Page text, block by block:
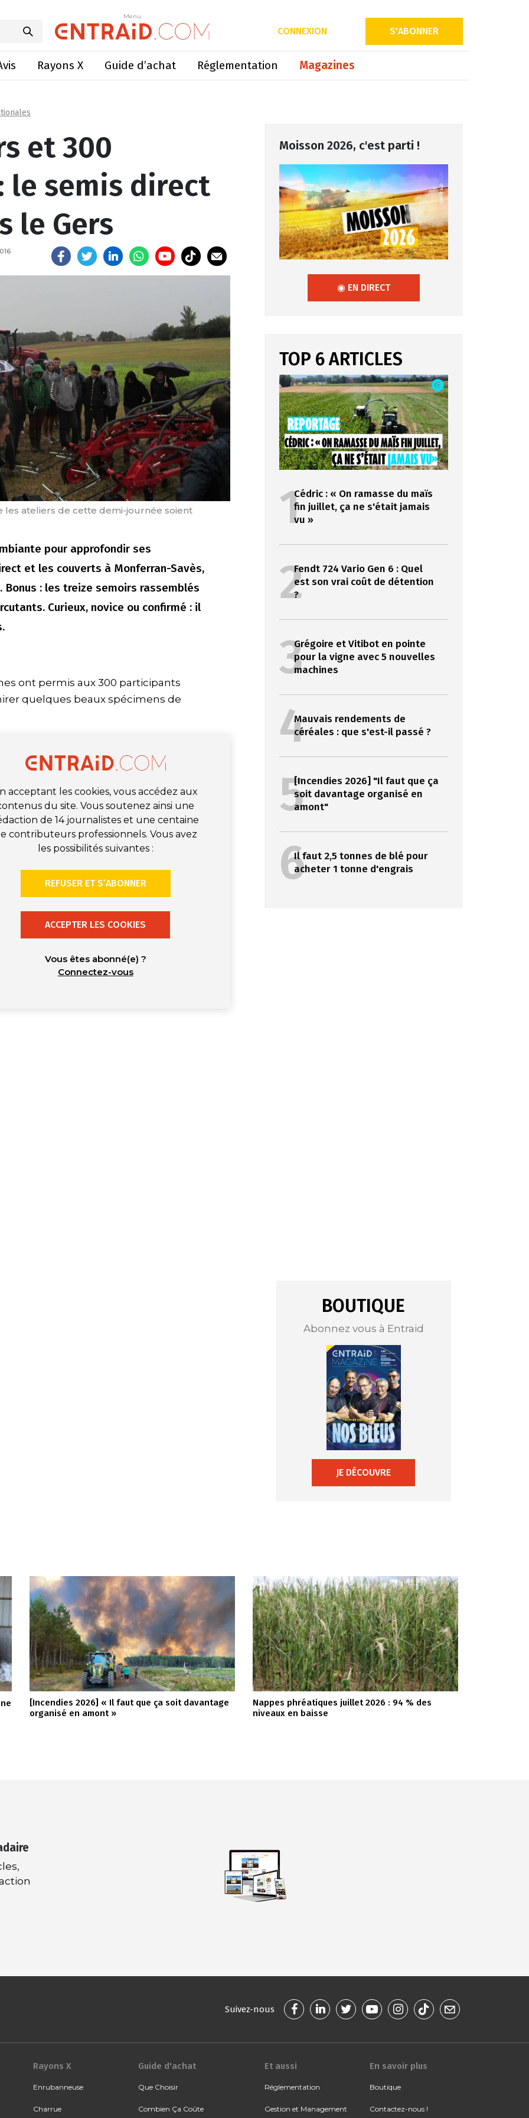
Menu
CONNEXION S'ABONNER
Rayons X Guide d’achat Réglementation Magazines
Menu
: le semis direct mobilise dans le Gers
et 300
semis direct
le Gers
les ateliers de cette demi-journée soient
pour approfondir ses
et les couverts à Monferran-Savès,
Bonus : les treize semoirs rassemblés
Curieux, novice ou confirmé : il
ont permis aux 300 participants
quelques beaux spécimens de
acceptant les cookies, vous accédez aux
du site. Vous soutenez ainsi une
de 14 journalistes et une centaine
contributeurs professionnels. Vous avez
les possibilités suivantes :
REFUSER ET S’ABONNER
ACCEPTER LES COOKIES
Vous êtes abonné(e) ?
Connectez-vous
Moisson 2026, c'est parti !
◉ EN DIRECT
TOP 6 ARTICLES
1Cédric : « On ramasse du maïs
fin juillet, ça ne s'était jamais
vu »
2Fendt 724 Vario Gen 6 : Quel
est son vrai coût de détention
?
3Grégoire et Vitibot en pointe
pour la vigne avec 5 nouvelles
machines
4Mauvais rendements de
céréales : que s'est-il passé ?
5[Incendies 2026] "Il faut que ça
soit davantage organisé en
amont"
6Il faut 2,5 tonnes de blé pour
acheter 1 tonne d'engrais
BOUTIQUE
Abonnez vous à Entraid
JE DÉCOUVRE
[Incendies 2026] « Il faut que ça soit davantage
organisé en amont »
Nappes phréatiques juillet 2026 : 94 % des
niveaux en baisse
Suivez-nous
Rayons X
Enrubanneuse
Charrue
Guide d'achat
Que Choisir
Combien Ça Coûte
Et aussi
Réglementation
Gestion et Management
En savoir plus
Boutique
Contactez-nous !